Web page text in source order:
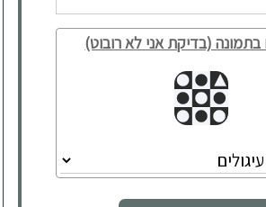
בתמונה (בדיקת אני לא רובוט)